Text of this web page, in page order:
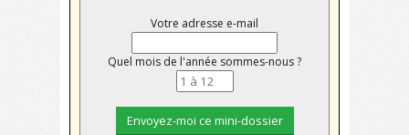
Votre adresse e-mail
Quel mois de l'année sommes-nous ?